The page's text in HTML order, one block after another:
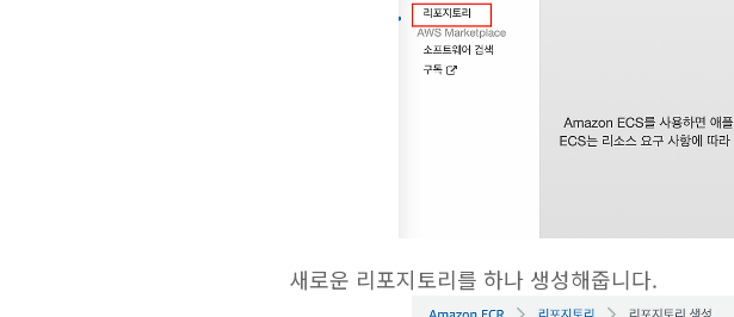
새로운 리포지토리를 하나 생성해줍니다.